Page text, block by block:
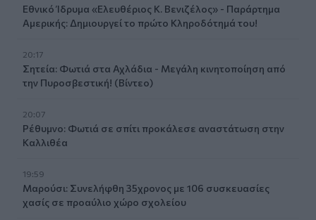
Εθνικό Ίδρυμα «Ελευθέριος Κ. Βενιζέλος» - Παράρτημα
Αμερικής: Δημιουργεί το πρώτο Κληροδότημά του!
20:17
Σητεία: Φωτιά στα Αχλάδια - Μεγάλη κινητοποίηση από
την Πυροσβεστική! (Βίντεο)
20:07
Ρέθυμνο: Φωτιά σε σπίτι προκάλεσε αναστάτωση στην
Καλλιθέα
19:59
Μαρούσι: Συνελήφθη 35χρονος με 106 συσκευασίες
χασίς σε προαύλιο χώρο σχολείου